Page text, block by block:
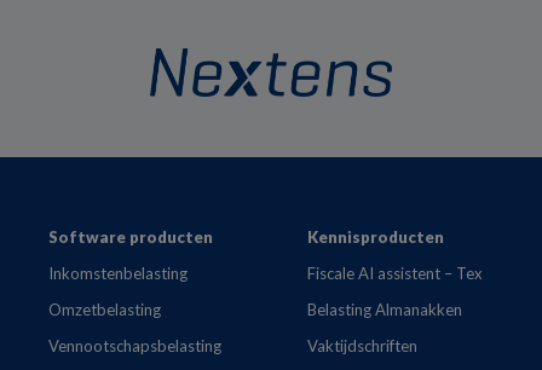
FooterSoftware producten
Inkomstenbelasting
Omzetbelasting
Vennootschapsbelasting
Kennisproducten
Fiscale AI assistent – Tex
Belasting Almanakken
Vaktijdschriften